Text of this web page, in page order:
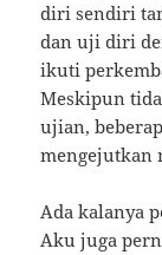
diri sendiri
dan uji diri
ikuti
Meskipun
ujian,
mengejutkan
Ada kalanya
Aku juga